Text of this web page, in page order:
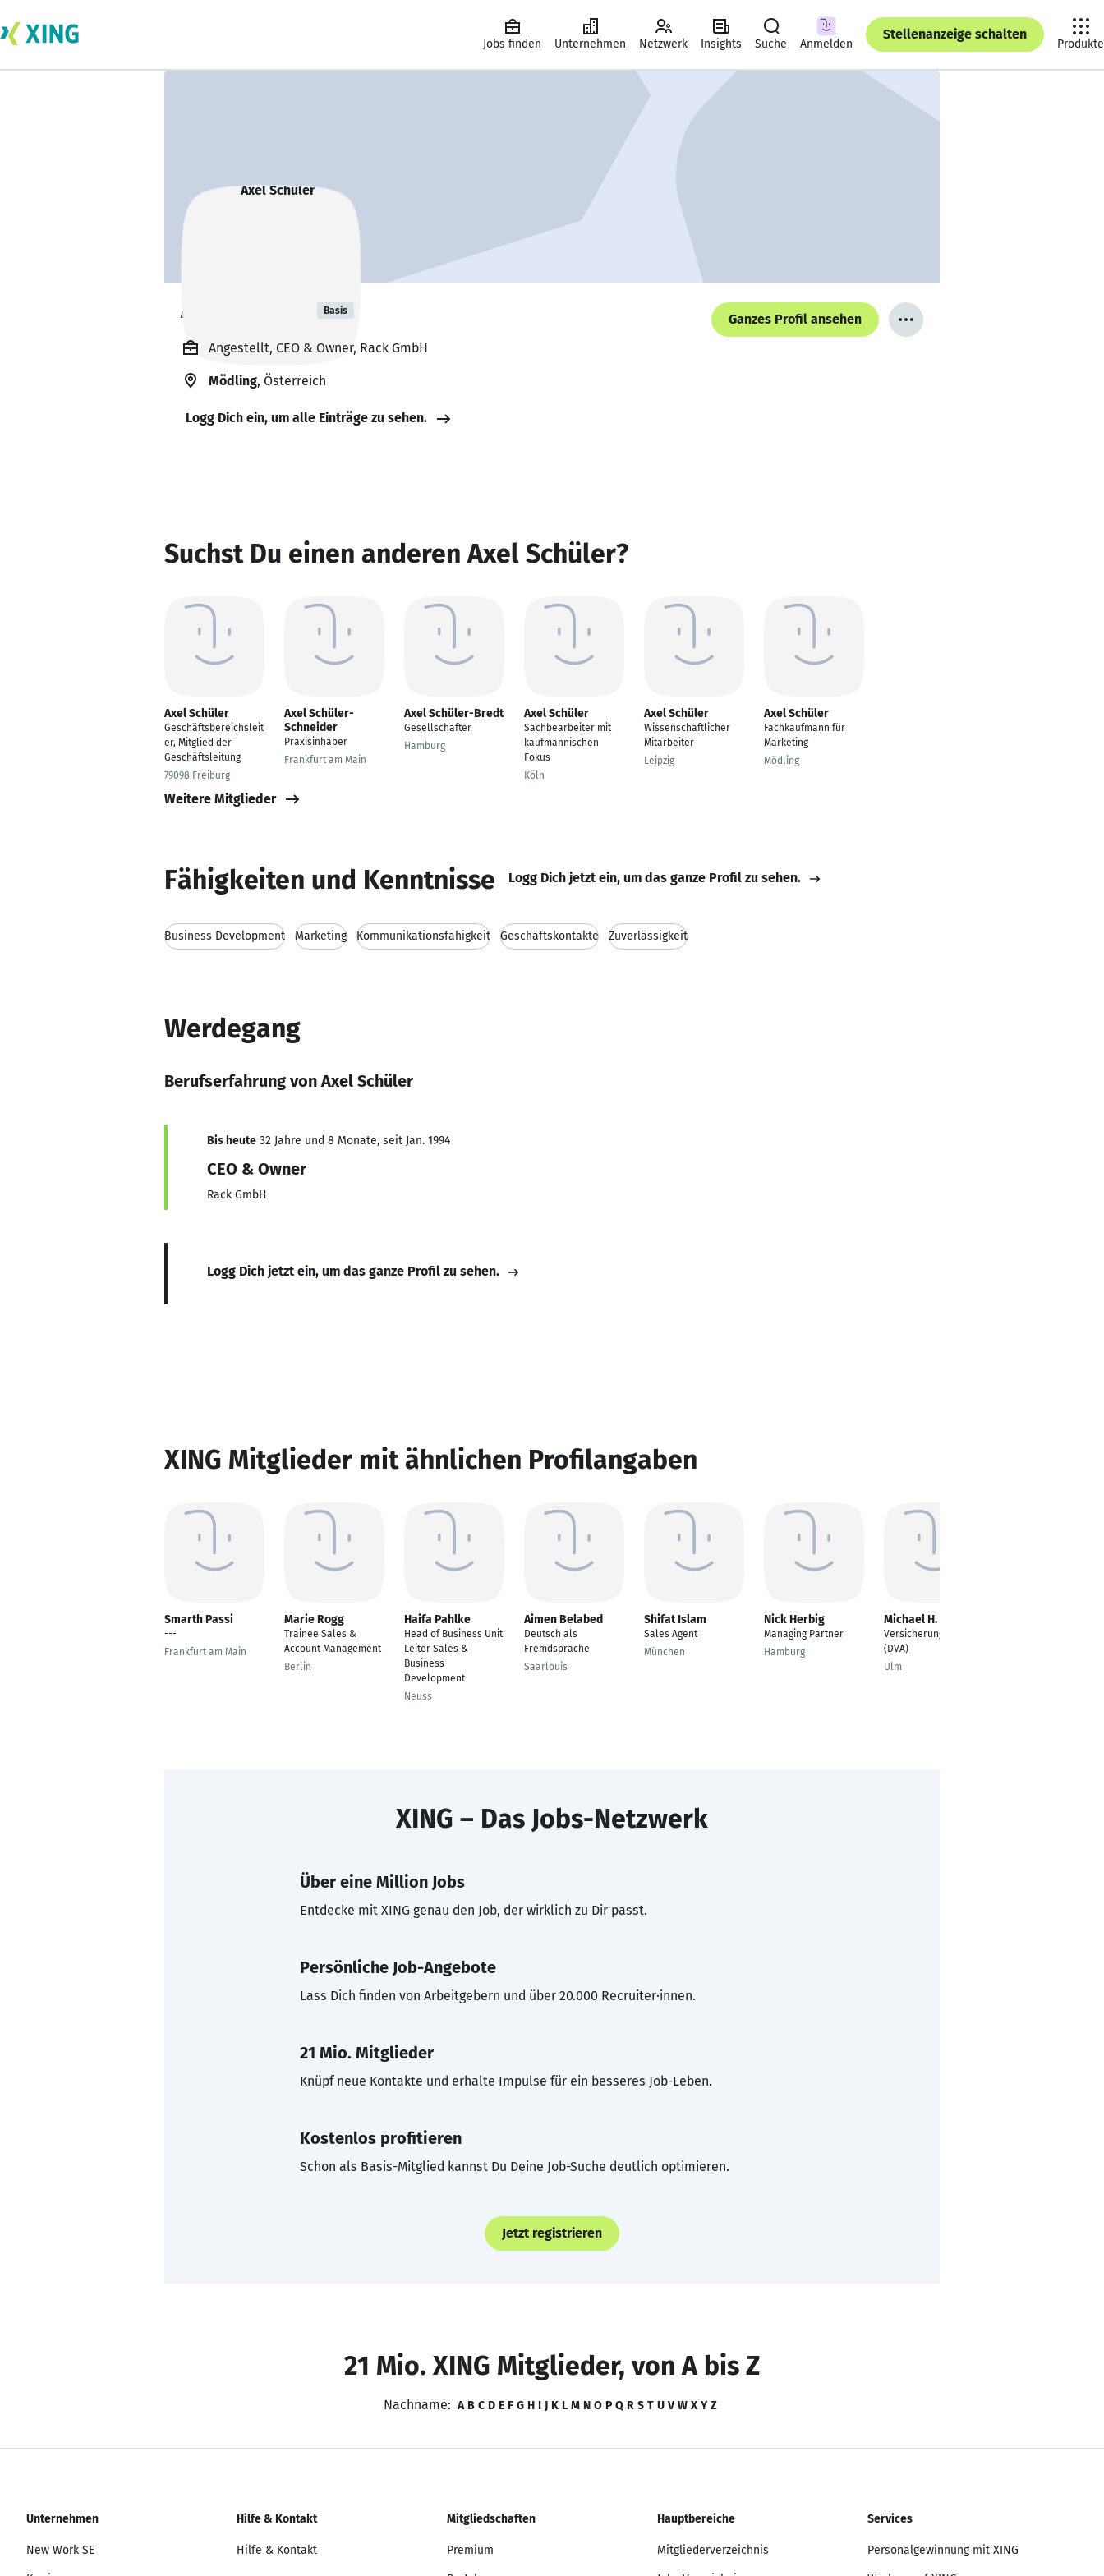
Jobs finden Unternehmen Netzwerk Insights Suche Anmelden
Stellenanzeige schalten
Produkte
Axel Schüler Basis
Ganzes Profil ansehen
Angestellt, CEO & Owner, Rack GmbH
Mödling, Österreich
Logg Dich ein, um alle Einträge zu sehen.
Suchst Du einen anderen Axel Schüler?
Axel Schüler
Geschäftsbereichsleit
er, Mitglied der
Geschäftsleitung
79098 Freiburg
Axel Schüler-
Schneider
Praxisinhaber
Frankfurt am Main
Axel Schüler-Bredt
Gesellschafter
Hamburg
Axel Schüler
Sachbearbeiter mit
kaufmännischen
Fokus
Köln
Axel Schüler
Wissenschaftlicher
Mitarbeiter
Leipzig
Axel Schüler
Fachkaufmann für
Marketing
Mödling
Weitere Mitglieder
Fähigkeiten und Kenntnisse Logg Dich jetzt ein, um das ganze Profil zu sehen.
Business Development Marketing Kommunikationsfähigkeit Geschäftskontakte Zuverlässigkeit
Werdegang
Berufserfahrung von Axel Schüler
Bis heute 32 Jahre und 8 Monate, seit Jan. 1994
CEO & Owner
Rack GmbH
Logg Dich jetzt ein, um das ganze Profil zu sehen.
XING Mitglieder mit ähnlichen Profilangaben
Smarth Passi
---
Frankfurt am Main
Marie Rogg
Trainee Sales &
Account Management
Berlin
Haifa Pahlke
Head of Business Unit
Leiter Sales &
Business
Development
Neuss
Aimen Belabed
Deutsch als
Fremdsprache
Saarlouis
Shifat Islam
Sales Agent
München
Nick Herbig
Managing Partner
Hamburg
Michael H. Matzick
Versicherungsexperte
(DVA)
Ulm
XING – Das Jobs-Netzwerk
Über eine Million Jobs
Entdecke mit XING genau den Job, der wirklich zu Dir passt.
Persönliche Job-Angebote
Lass Dich finden von Arbeitgebern und über 20.000 Recruiter·innen.
21 Mio. Mitglieder
Knüpf neue Kontakte und erhalte Impulse für ein besseres Job-Leben.
Kostenlos profitieren
Schon als Basis-Mitglied kannst Du Deine Job-Suche deutlich optimieren.
Jetzt registrieren
21 Mio. XING Mitglieder, von A bis Z
Nachname: A B C D E F G H I J K L M N O P Q R S T U V W X Y Z
Unternehmen
New Work SE
Hilfe & Kontakt
Hilfe & Kontakt
Mitgliedschaften
Premium
Hauptbereiche
Mitgliederverzeichnis
Services
Personalgewinnung mit XING